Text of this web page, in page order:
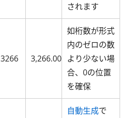
されます
3266 3,266.00
如桁数が形式
内のゼロの数
より少ない場
合、0の位置
を確保
自動生成で